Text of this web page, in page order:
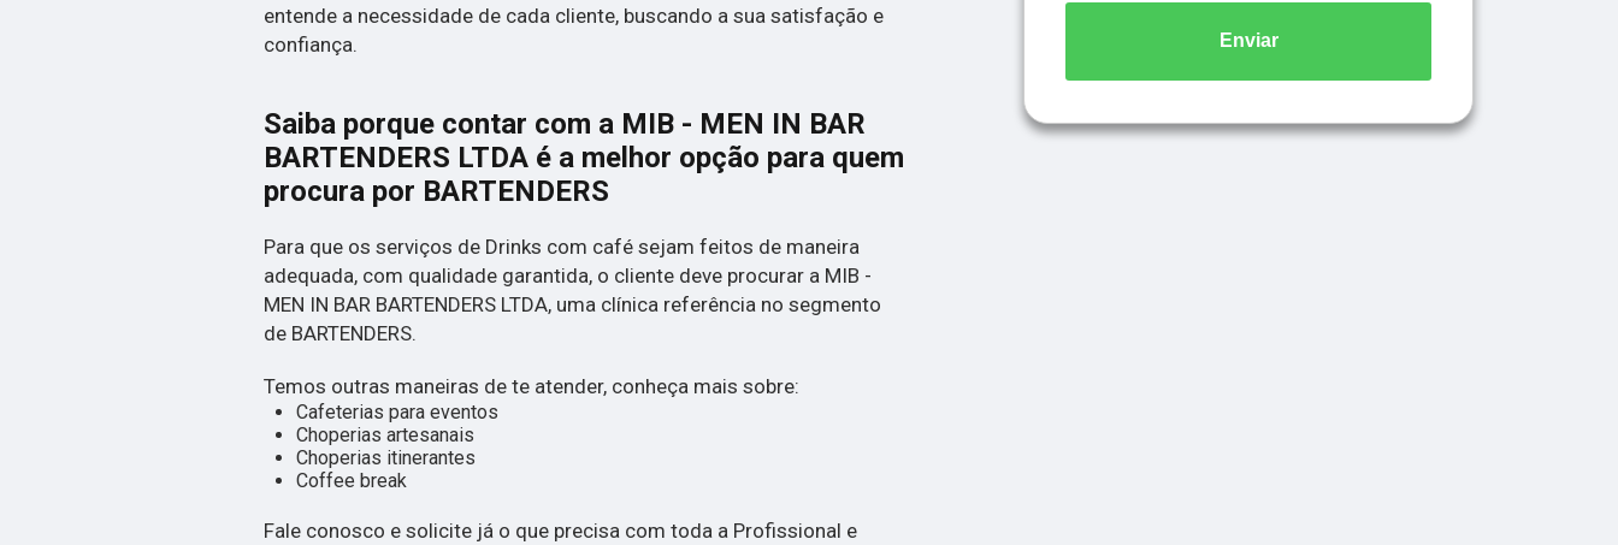
entende a necessidade de cada cliente, buscando a sua satisfação e
confiança.
Saiba porque contar com a MIB - MEN IN BAR
BARTENDERS LTDA é a melhor opção para quem
procura por BARTENDERS
Para que os serviços de Drinks com café sejam feitos de maneira
adequada, com qualidade garantida, o cliente deve procurar a MIB -
MEN IN BAR BARTENDERS LTDA, uma clínica referência no segmento
de BARTENDERS.
Temos outras maneiras de te atender, conheça mais sobre:
Cafeterias para eventos
Choperias artesanais
Choperias itinerantes
Coffee break
Fale conosco e solicite já o que precisa com toda a Profissional e
Enviar